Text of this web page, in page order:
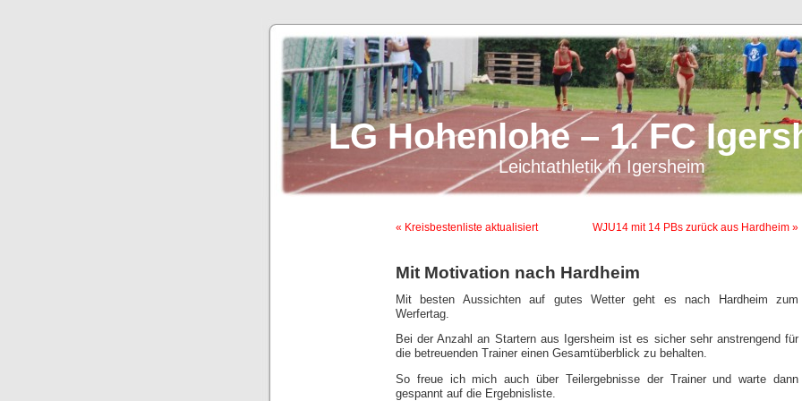
LG Hohenlohe – 1. FC
Leichtathletik in Igersheim
« Kreisbestenliste aktualisiert WJU14 mit 14 PBs zurück aus Hardheim »
Mit Motivation nach Hardheim
Mit besten Aussichten auf gutes Wetter geht es nach Hardheim zum
Werfertag.
Bei der Anzahl an Startern aus Igersheim ist es sicher sehr anstrengend für
die betreuenden Trainer einen Gesamtüberblick zu behalten.
So freue ich mich auch über Teilergebnisse der Trainer und warte dann
gespannt auf die Ergebnisliste.